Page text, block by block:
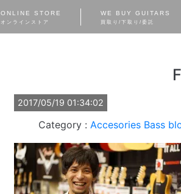
ONLINE STORE
オンラインストア
WE BUY GUITARS
買取り/下取り/委託
2017/05/19 01:34:02
Accesories Bass